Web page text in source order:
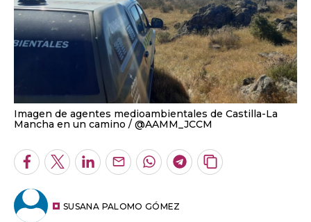
Imagen de agentes medioambientales de Castilla-La
Mancha en un camino
@AAMM_JCCM
Facebook
TwitterLinkedInEnviarWhatsapp
Telegram
Copiar
SUSANA PALOMO GÓMEZ